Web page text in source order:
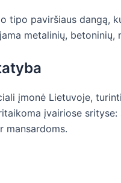
tipo paviršiaus dangą,
metalinių,
įmonė Lietuvoje,
įvairiose
mansardoms.